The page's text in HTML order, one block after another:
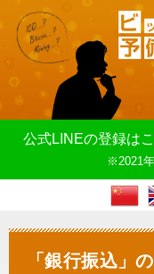
公式LINEの登録は
※2021
「銀行振込」